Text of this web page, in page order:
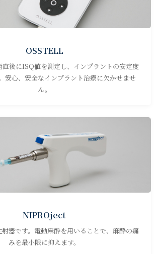
OSSTELL
直後にISQ値を測定し、インプラントの安定度
安心、安全なインプラント治療に欠かせませ
ん。
NIPROject
器です。電動麻酔を用いることで、麻酔の痛
みを最小限に抑えます。